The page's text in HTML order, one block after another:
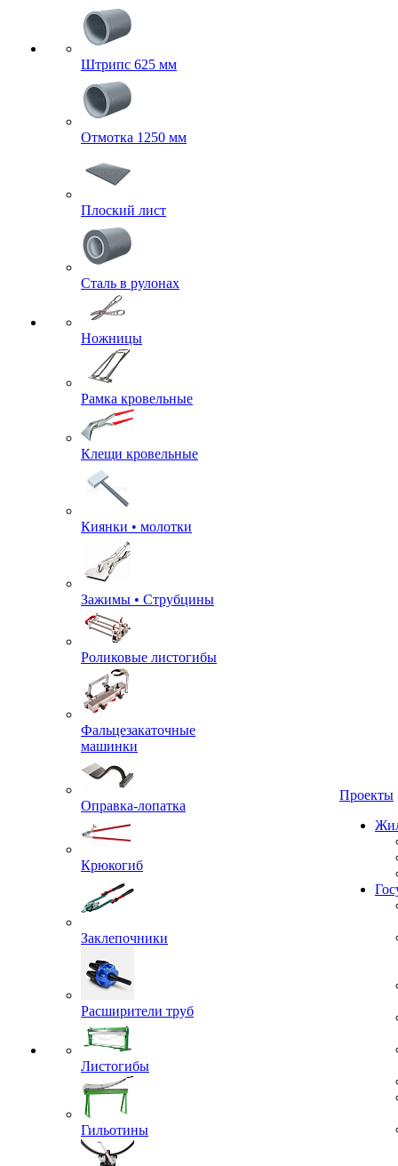
Штрипс 625 мм
Отмотка 1250 мм
Плоский лист
Сталь в рулонах
Ножницы
Рамка кровельные
Клещи кровельные
Киянки • молотки
Зажимы • Струбцины
Роликовые листогибы
Фальцезакаточные
машинки
Оправка-лопатка
Крюкогиб
Заклепочники
Расширители труб
Листогибы
Гильотины
Проекты